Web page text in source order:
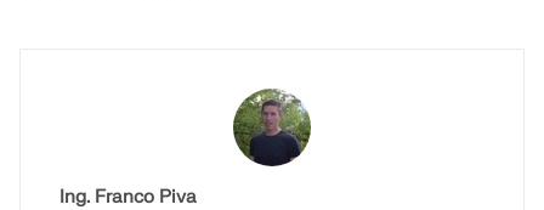
Ing. Franco Piva